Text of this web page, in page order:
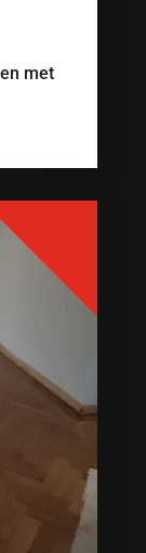
met